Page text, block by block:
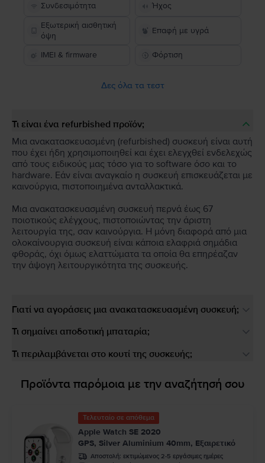
Συνδεσιμότητα
Ήχος
Εξωτερική αισθητική
όψη
Επαφή με υγρά
IMEI & firmware Φόρτιση
Δες όλα τα τεστ
Τι είναι ένα refurbished προϊόν;
Μια ανακατασκευασμένη (refurbished) συσκευή είναι αυτή
που έχει ήδη χρησιμοποιηθεί και έχει ελεγχθεί ενδελεχώς
από τους ειδικούς μας τόσο για το software όσο και το
hardware. Εάν είναι αναγκαίο η συσκευή επισκευάζεται με
καινούργια, πιστοποιημένα ανταλλακτικά.
Μια ανακατασκευασμένη συσκευή περνά έως 67
ποιοτικούς ελέγχους, πιστοποιώντας την άριστη
λειτουργία της, σαν καινούργια. Η μόνη διαφορά από μια
ολοκαίνουργια συσκευή είναι κάποια ελαφριά σημάδια
φθοράς, όχι όμως ελαττώματα τα οποία θα επηρέαζαν
την άψογη λειτουργικότητα της συσκευής.
Γιατί να αγοράσεις μια ανακατασκευασμένη συσκευή;
Τι σημαίνει αποδοτική μπαταρία;
Τι περιλαμβάνεται στο κουτί της συσκευής;
Προϊόντα παρόμοια με την αναζήτησή σου
Τελευταίο σε απόθεμα
Apple Watch SE 2020
GPS, Silver Aluminium 40mm, Εξαιρετικό
Αποστολή: εκτιμώμενος 2-5 εργάσιμες ημέρες